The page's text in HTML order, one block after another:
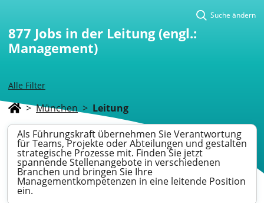
Alle Filter
Suche ändern
877 Jobs in der Leitung (engl.:
Management)
> München > Leitung
Als Führungskraft übernehmen Sie Verantwortung
für Teams, Projekte oder Abteilungen und gestalten
strategische Prozesse mit. Finden Sie jetzt
spannende Stellenangebote in verschiedenen
Branchen und bringen Sie Ihre
Managementkompetenzen in eine leitende Position
ein.